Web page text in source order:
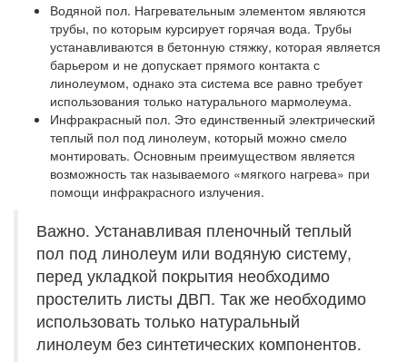
Водяной пол. Нагревательным элементом являются
трубы, по которым курсирует горячая вода. Трубы
устанавливаются в бетонную стяжку, которая является
барьером и не допускает прямого контакта с
линолеумом, однако эта система все равно требует
использования только натурального мармолеума.
Инфракрасный пол. Это единственный электрический
теплый пол под линолеум, который можно смело
монтировать. Основным преимуществом является
возможность так называемого «мягкого нагрева» при
помощи инфракрасного излучения.
Важно. Устанавливая пленочный теплый
пол под линолеум или водяную систему,
перед укладкой покрытия необходимо
простелить листы ДВП. Так же необходимо
использовать только натуральный
линолеум без синтетических компонентов.